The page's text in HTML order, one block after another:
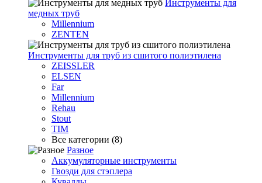
Инструменты для
медных труб
Millennium
ZENTEN
Инструменты для труб из сшитого полиэтилена
ZEISSLER
ELSEN
Far
Millennium
Rehau
Stout
TIM
Все категории (8)
Разное
Аккумуляторные инструменты
Гвозди для стэплера